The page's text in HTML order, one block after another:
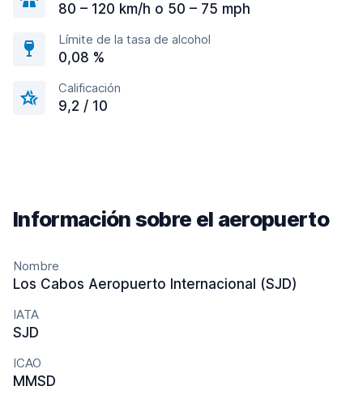
80 – 120 km/h o 50 – 75 mph
Límite de la tasa de alcohol
0,08 %
Calificación
9,2 / 10
Información sobre el aeropuerto
Nombre
Los Cabos Aeropuerto Internacional (SJD)
IATA
SJD
ICAO
MMSD